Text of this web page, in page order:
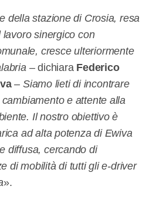
della stazione di Crosia, resa
sinergico con
cresce ulteriormente
–dichiara Federico
– Siamo lieti di incontrare
e attente alla
Il nostro obiettivo è
ad alta potenza di Ewiva
diffusa, cercando di
di mobilità di tutti gli e-driver
».